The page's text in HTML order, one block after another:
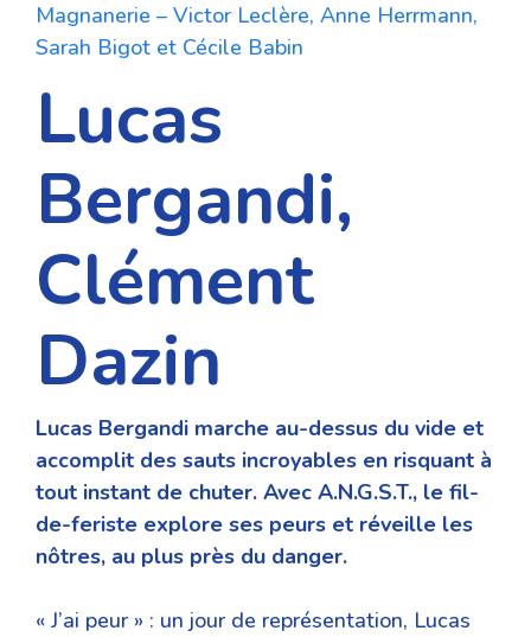
Magnanerie – Victor Leclère, Anne Herrmann,
Sarah Bigot et Cécile Babin
Lucas
Bergandi,
Clément
Dazin
Lucas Bergandi marche au-dessus du vide et
accomplit des sauts incroyables en risquant à
tout instant de chuter. Avec A.N.G.S.T., le fil-
de-feriste explore ses peurs et réveille les
nôtres, au plus près du danger.
« J’ai peur » : un jour de représentation, Lucas